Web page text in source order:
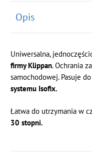
Opis
Uniwersalna,
firmy Klippan. Ochrania
samochodowej. Pasuje
systemu Isofix.
Łatwa do utrzymania w
30 stopni.